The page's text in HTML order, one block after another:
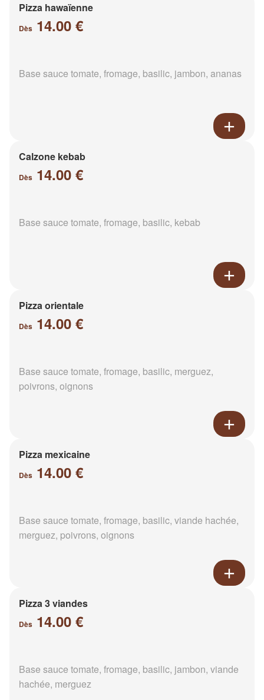
Pizza hawaïenne
Dès 14.00 €
Base sauce tomate, fromage, basilic, jambon, ananas
Calzone kebab
Dès 14.00 €
Base sauce tomate, fromage, basilic, kebab
Pizza orientale
Dès 14.00 €
Base sauce tomate, fromage, basilic, merguez,
poivrons, oignons
Pizza mexicaine
Dès 14.00 €
Base sauce tomate, fromage, basilic, viande hachée,
merguez, poivrons, oignons
Pizza 3 viandes
Dès 14.00 €
Base sauce tomate, fromage, basilic, jambon, viande
hachée, merguez